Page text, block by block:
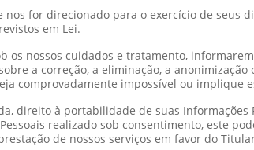
for direcionado para o exercício de seus
em Lei.
os nossos cuidados e tratamento,
a correção, a eliminação, a
comprovadamente impossível ou implique
direito à portabilidade de suas
realizado sob consentimento, este
de nossos serviços em favor do